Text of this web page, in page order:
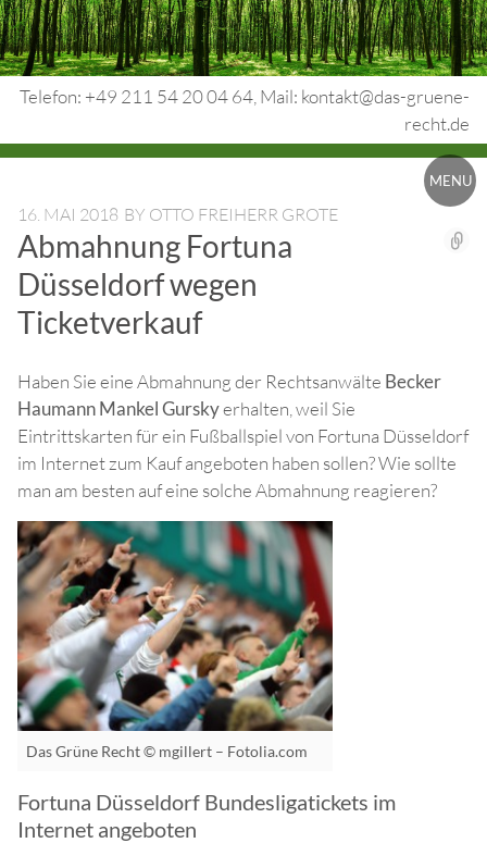
Skip
to
content
Telefon: +49 211 54 20 04 64, Mail: kontakt@das-gruene-
recht.de
Medienrecht.
gewerbl.
Rechtsschutz.
MENU
16. MAI 2018 BY OTTO FREIHERR GROTE
Abmahnung Fortuna
Düsseldorf wegen
Ticketverkauf
Haben Sie eine Abmahnung der Rechtsanwälte Becker
Haumann Mankel Gurskyerhalten, weil Sie
Eintrittskarten für ein Fußballspiel von Fortuna Düsseldorf
im Internet zum Kauf angeboten haben sollen? Wie sollte
man am besten auf eine solche Abmahnung reagieren?
Das Grüne Recht © mgillert – Fotolia.com
Fortuna Düsseldorf Bundesligatickets im
Internet angeboten